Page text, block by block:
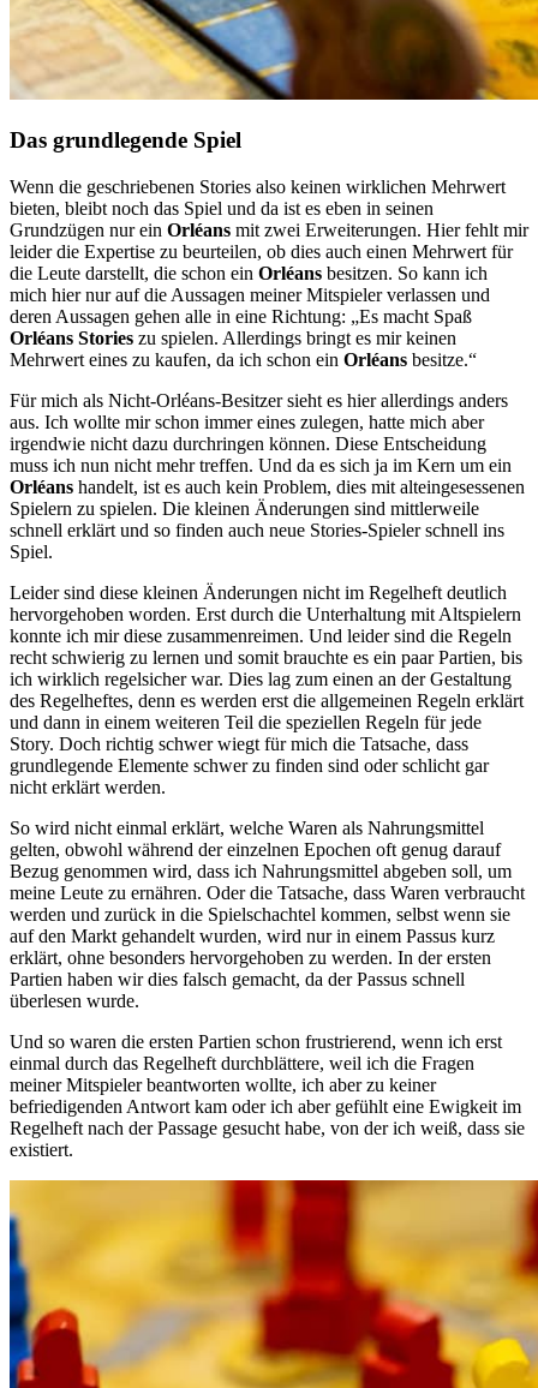
Das grundlegende Spiel
Wenn die geschriebenen Stories also keinen wirklichen Mehrwert
bieten, bleibt noch das Spiel und da ist es eben in seinen
Grundzügen nur ein Orléans mit zwei Erweiterungen. Hier fehlt mir
leider die Expertise zu beurteilen, ob dies auch einen Mehrwert für
die Leute darstellt, die schon ein Orléans besitzen. So kann ich
mich hier nur auf die Aussagen meiner Mitspieler verlassen und
deren Aussagen gehen alle in eine Richtung: „Es macht Spaß
Orléans Stories zu spielen. Allerdings bringt es mir keinen
Mehrwert eines zu kaufen, da ich schon ein Orléans besitze.“
Für mich als Nicht-Orléans-Besitzer sieht es hier allerdings anders
aus. Ich wollte mir schon immer eines zulegen, hatte mich aber
irgendwie nicht dazu durchringen können. Diese Entscheidung
muss ich nun nicht mehr treffen. Und da es sich ja im Kern um ein
Orléans handelt, ist es auch kein Problem, dies mit alteingesessenen
Spielern zu spielen. Die kleinen Änderungen sind mittlerweile
schnell erklärt und so finden auch neue Stories-Spieler schnell ins
Spiel.
Leider sind diese kleinen Änderungen nicht im Regelheft deutlich
hervorgehoben worden. Erst durch die Unterhaltung mit Altspielern
konnte ich mir diese zusammenreimen. Und leider sind die Regeln
recht schwierig zu lernen und somit brauchte es ein paar Partien, bis
ich wirklich regelsicher war. Dies lag zum einen an der Gestaltung
des Regelheftes, denn es werden erst die allgemeinen Regeln erklärt
und dann in einem weiteren Teil die speziellen Regeln für jede
Story. Doch richtig schwer wiegt für mich die Tatsache, dass
grundlegende Elemente schwer zu finden sind oder schlicht gar
nicht erklärt werden.
So wird nicht einmal erklärt, welche Waren als Nahrungsmittel
gelten, obwohl während der einzelnen Epochen oft genug darauf
Bezug genommen wird, dass ich Nahrungsmittel abgeben soll, um
meine Leute zu ernähren. Oder die Tatsache, dass Waren verbraucht
werden und zurück in die Spielschachtel kommen, selbst wenn sie
auf den Markt gehandelt wurden, wird nur in einem Passus kurz
erklärt, ohne besonders hervorgehoben zu werden. In der ersten
Partien haben wir dies falsch gemacht, da der Passus schnell
überlesen wurde.
Und so waren die ersten Partien schon frustrierend, wenn ich erst
einmal durch das Regelheft durchblättere, weil ich die Fragen
meiner Mitspieler beantworten wollte, ich aber zu keiner
befriedigenden Antwort kam oder ich aber gefühlt eine Ewigkeit im
Regelheft nach der Passage gesucht habe, von der ich weiß, dass sie
existiert.